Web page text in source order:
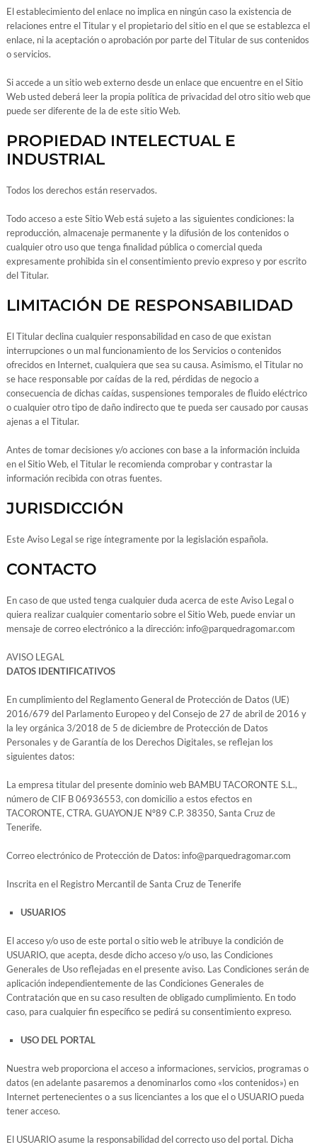
El establecimiento del enlace no implica en ningún caso la existencia de
relaciones entre el Titular y el propietario del sitio en el que se establezca el
enlace, ni la aceptación o aprobación por parte del Titular de sus contenidos
o servicios.
Si accede a un sitio web externo desde un enlace que encuentre en el Sitio
Web usted deberá leer la propia política de privacidad del otro sitio web que
puede ser diferente de la de este sitio Web.
PROPIEDAD INTELECTUAL E
INDUSTRIAL
Todos los derechos están reservados.
Todo acceso a este Sitio Web está sujeto a las siguientes condiciones: la
reproducción, almacenaje permanente y la difusión de los contenidos o
cualquier otro uso que tenga finalidad pública o comercial queda
expresamente prohibida sin el consentimiento previo expreso y por escrito
del Titular.
LIMITACIÓN DE RESPONSABILIDAD
El Titular declina cualquier responsabilidad en caso de que existan
interrupciones o un mal funcionamiento de los Servicios o contenidos
ofrecidos en Internet, cualquiera que sea su causa. Asimismo, el Titular no
se hace responsable por caídas de la red, pérdidas de negocio a
consecuencia de dichas caídas, suspensiones temporales de fluido eléctrico
o cualquier otro tipo de daño indirecto que te pueda ser causado por causas
ajenas a el Titular.
Antes de tomar decisiones y/o acciones con base a la información incluida
en el Sitio Web, el Titular le recomienda comprobar y contrastar la
información recibida con otras fuentes.
JURISDICCIÓN
Este Aviso Legal se rige íntegramente por la legislación española.
CONTACTO
En caso de que usted tenga cualquier duda acerca de este Aviso Legal o
quiera realizar cualquier comentario sobre el Sitio Web, puede enviar un
mensaje de correo electrónico a la dirección: info@parquedragomar.com
AVISO LEGAL
DATOS IDENTIFICATIVOS
En cumplimiento del Reglamento General de Protección de Datos (UE)
2016/679 del Parlamento Europeo y del Consejo de 27 de abril de 2016 y
la ley orgánica 3/2018 de 5 de diciembre de Protección de Datos
Personales y de Garantía de los Derechos Digitales, se reflejan los
siguientes datos:
La empresa titular del presente dominio web BAMBU TACORONTE S.L.,
número de CIF B 06936553, con domicilio a estos efectos en
TACORONTE, CTRA. GUAYONJE Nº89 C.P. 38350, Santa Cruz de
Tenerife.
Correo electrónico de Protección de Datos: info@parquedragomar.com
Inscrita en el Registro Mercantil de Santa Cruz de Tenerife
USUARIOS
El acceso y/o uso de este portal o sitio web le atribuye la condición de
USUARIO, que acepta, desde dicho acceso y/o uso, las Condiciones
Generales de Uso reflejadas en el presente aviso. Las Condiciones serán de
aplicación independientemente de las Condiciones Generales de
Contratación que en su caso resulten de obligado cumplimiento. En todo
caso, para cualquier fin específico se pedirá su consentimiento expreso.
USO DEL PORTAL
Nuestra web proporciona el acceso a informaciones, servicios, programas o
datos (en adelante pasaremos a denominarlos como «los contenidos») en
Internet pertenecientes o a sus licenciantes a los que el o USUARIO pueda
tener acceso.
El USUARIO asume la responsabilidad del correcto uso del portal. Dicha